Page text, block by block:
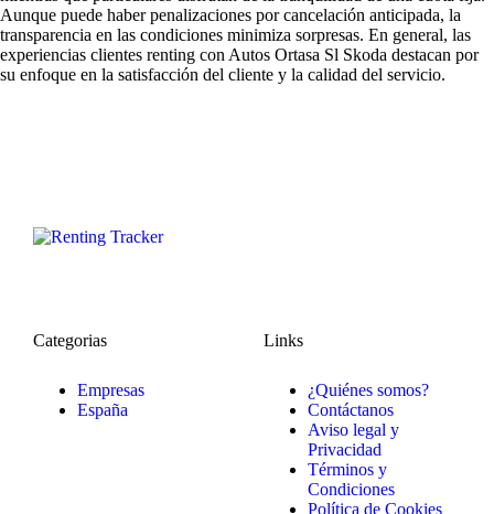
Aunque puede haber penalizaciones por cancelación anticipada, la
transparencia en las condiciones minimiza sorpresas. En general, las
experiencias clientes renting con Autos Ortasa Sl Skoda destacan por
su enfoque en la satisfacción del cliente y la calidad del servicio.
Categorias
Empresas
España
Links
¿Quiénes somos?
Contáctanos
Aviso legal y
Privacidad
Términos y
Condiciones
Política de Cookies